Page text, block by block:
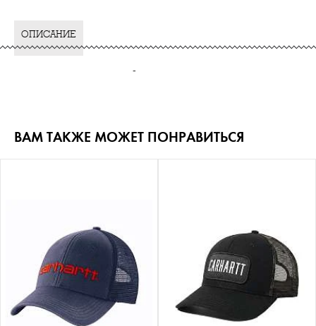
ОПИСАНИЕ
-
ВАМ ТАКЖЕ МОЖЕТ ПОНРАВИТЬСЯ